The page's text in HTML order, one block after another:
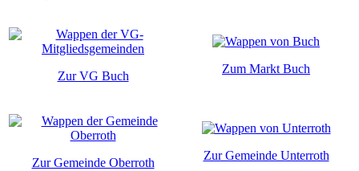
Zur VG Buch
Zum Markt Buch
Zur Gemeinde Oberroth
Zur Gemeinde Unterroth